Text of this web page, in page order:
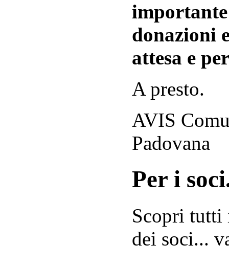
donazioni
attesa e
A presto.
AVIS
Padovana
Per i
Scopri tutti
dei soci...